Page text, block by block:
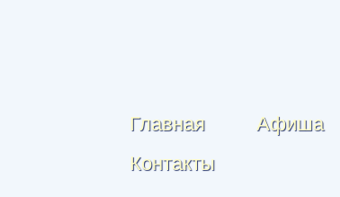
Главная Афиша
Контакты